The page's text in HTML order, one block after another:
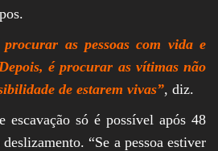
as pessoas com vida e
é procurar as vítimas não
de estarem vivas”, diz.
escavação só é possível após 48
“Se a pessoa estiver